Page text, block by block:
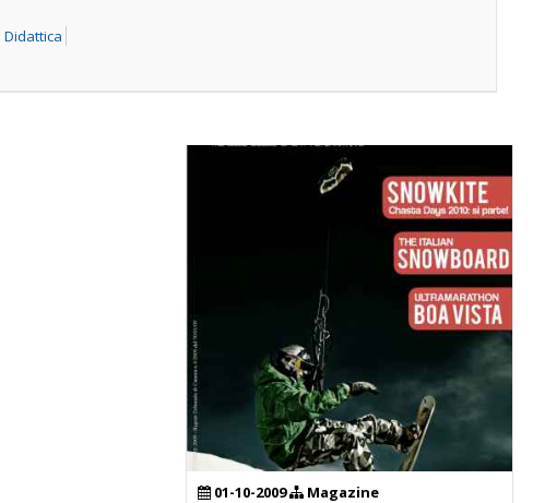
Didattica
01-10-2009 Magazine